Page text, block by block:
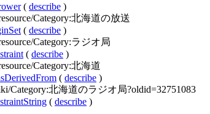
( describe )
Category:北海道の放送
( describe )
Category:ラジオ局
( describe )
Category:北海道
( describe )
Category:北海道のラジオ局?oldid=32751083
( describe )